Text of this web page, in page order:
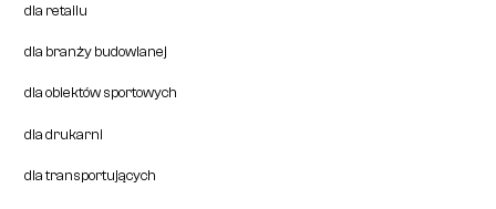
dla retailu
dla branży budowlanej
dla obiektów sportowych
dla drukarni
dla transportujących